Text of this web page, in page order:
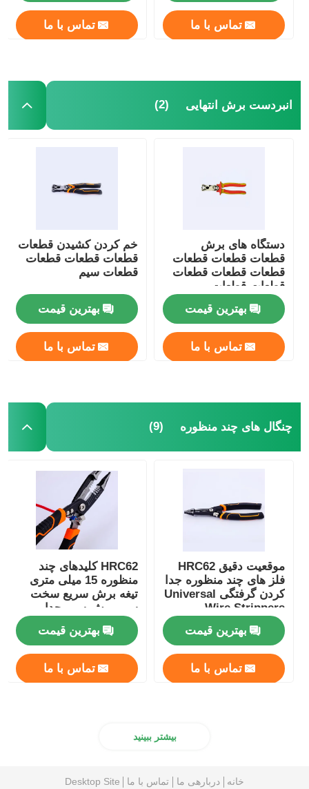
چنگال های چند منظوره
قیچی های ترکیبی
چنگال های الکترونیک
ابزارهای ضد آفتاب
انبردست حلقه ای
تماس با ما تماس با ما
انبردست برش انتهایی (2)
دستگاه های برش
قطعات قطعات قطعات
قطعات قطعات قطعات
قطعات قطعات
بهترین قیمت
تماس با ما
خم کردن کشيدن قطعات
قطعات قطعات قطعات
قطعات سیم
بهترین قیمت
تماس با ما
چنگال های چند منظوره (9)
موقعیت دقیق HRC62
فلز های چند منظوره جدا
کردن گرفتگی Universal
Wire Strippers
بهترین قیمت
تماس با ما
HRC62 کلیدهای چند
منظوره 15 میلی متری
تیغه برش سریع سخت
سیم برش سیم جدا
کردن کلیدهای
بهترین قیمت
تماس با ما
بیشتر ببینید
خانه دربارهی ما تماس با ما Desktop Site